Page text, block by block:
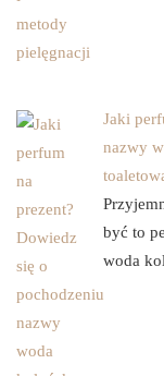
Jaki
nazwy
być to
woda